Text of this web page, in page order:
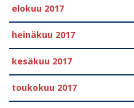
elokuu 2017
heinäkuu 2017
kesäkuu 2017
toukokuu 2017